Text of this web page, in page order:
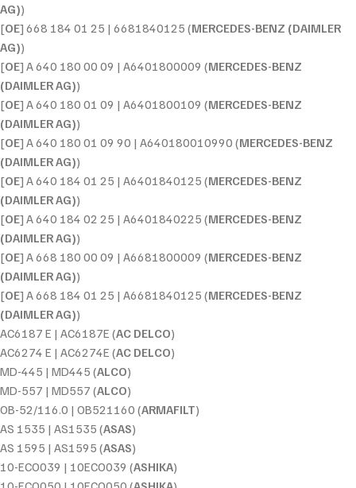
AG))
[OE] 668 184 01 25 | 6681840125 (MERCEDES-BENZ (DAIMLER
AG))
[OE] A 640 180 00 09 | A6401800009 (MERCEDES-BENZ
(DAIMLER AG))
[OE] A 640 180 01 09 | A6401800109 (MERCEDES-BENZ
(DAIMLER AG))
[OE] A 640 180 01 09 90 | A640180010990 (MERCEDES-BENZ
(DAIMLER AG))
[OE] A 640 184 01 25 | A6401840125 (MERCEDES-BENZ
(DAIMLER AG))
[OE] A 640 184 02 25 | A6401840225 (MERCEDES-BENZ
(DAIMLER AG))
[OE] A 668 180 00 09 | A6681800009 (MERCEDES-BENZ
(DAIMLER AG))
[OE] A 668 184 01 25 | A6681840125 (MERCEDES-BENZ
(DAIMLER AG))
AC6187 E | AC6187E (AC DELCO)
AC6274 E | AC6274E (AC DELCO)
MD-445 | MD445 (ALCO)
MD-557 | MD557 (ALCO)
OB-52/116.0 | OB521160 (ARMAFILT)
AS 1535 | AS1535 (ASAS)
AS 1595 | AS1595 (ASAS)
10-ECO039 | 10ECO039 (ASHIKA)